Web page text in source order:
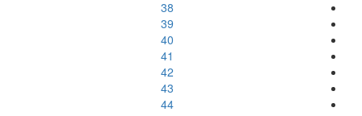
38
39
40
41
42
43
44